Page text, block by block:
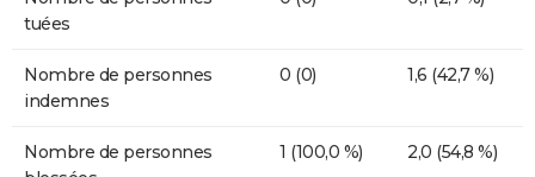
tuées
Nombre de personnes
indemnes
0 (0) 1,6 (42,7 %)
Nombre de personnes
1 (100,0 %) 2,0 (54,8 %)